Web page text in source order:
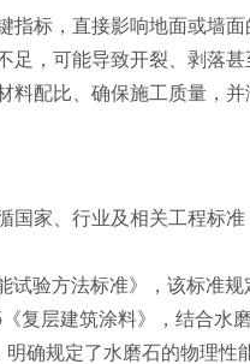
指标，直接影响地面或墙
，可能导致开裂、剥落
配比、确保施工质量，并
国家、行业及相关工程标
试验方法标准》，该标准
复层建筑涂料》，结合水
确规定了水磨石的物理性